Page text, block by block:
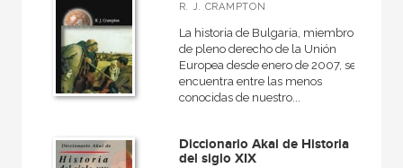
R. J. CRAMPTON
La historia de Bulgaria, miembro
de pleno derecho de la Unión
Europea desde enero de 2007, se
encuentra entre las menos
conocidas de nuestro...
Diccionario Akal de Historia
del siglo XIX